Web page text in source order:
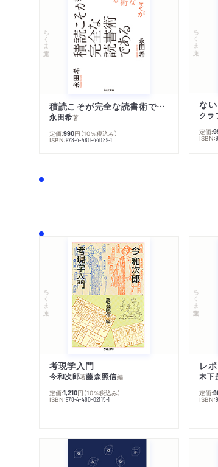
ちくま文庫
積読こそが完全な読書術である
永田希著
定価:990円 （10％税込み）
ISBN:978-4-480-44089-1
ちくま文庫
な
クラ
定価:
ISBN:
ちくま文庫
考現学入門
今和次郎著藤森照信編
定価:1,210円 （10％税込み）
ISBN:978-4-480-02115-1
ちくま学芸文庫
レ
木下
定価:
ISBN: